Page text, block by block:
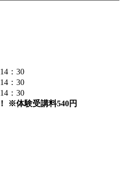
：30
：30
：30
※体験受講料540円